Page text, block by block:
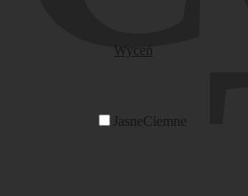
Wyceń
JasneCiemne